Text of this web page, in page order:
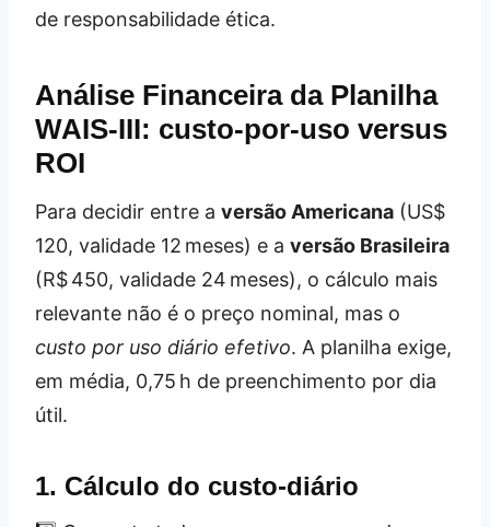
de responsabilidade ética.
Análise Financeira da Planilha
WAIS‑III: custo‑por‑uso versus
ROI
Para decidir entre a versão Americana (US$
120, validade 12 meses) e a versão Brasileira
(R$ 450, validade 24 meses), o cálculo mais
relevante não é o preço nominal, mas o
custo por uso diário efetivo. A planilha exige,
em média, 0,75 h de preenchimento por dia
útil.
1. Cálculo do custo‑diário